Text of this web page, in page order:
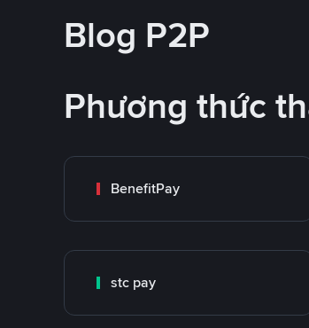
Blog P2P
Phương thức
BenefitPay
stc pay